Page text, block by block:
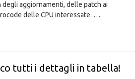
degli aggiornamenti, delle patch ai
delle CPU interessate. …
tutti i dettagli in tabella!